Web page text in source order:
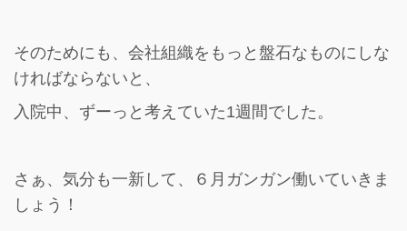
そのためにも、会社組織をもっと盤石なものにしな
ければならないと、
入院中、ずーっと考えていた1週間でした。
さぁ、気分も一新して、６月ガンガン働いていきま
しょう！